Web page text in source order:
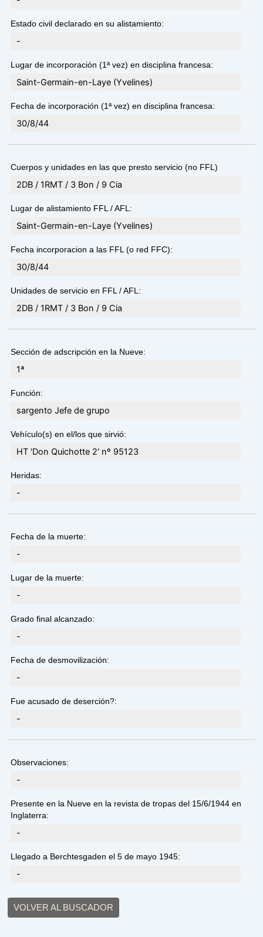
Estado civil declarado en su alistamiento:
-
Lugar de incorporación (1ª vez) en disciplina francesa:
Saint-Germain-en-Laye (Yvelines)
Fecha de incorporación (1ª vez) en disciplina francesa:
30/8/44
Cuerpos y unidades en las que presto servicio (no FFL)
2DB / 1RMT / 3 Bon / 9 Cia
Lugar de alistamiento FFL / AFL:
Saint-Germain-en-Laye (Yvelines)
Fecha incorporacion a las FFL (o red FFC):
30/8/44
Unidades de servicio en FFL / AFL:
2DB / 1RMT / 3 Bon / 9 Cia
Sección de adscripción en la Nueve:
1ª
Función:
sargento Jefe de grupo
Vehículo(s) en el/los que sirvió:
HT 'Don Quichotte 2' nº 95123
Heridas:
-
Fecha de la muerte:
-
Lugar de la muerte:
-
Grado final alcanzado:
-
Fecha de desmovilización:
-
Fue acusado de deserción?:
-
Observaciones:
-
Presente en la Nueve en la revista de tropas del 15/6/1944 en
Inglaterra:
-
Llegado a Berchtesgaden el 5 de mayo 1945:
-
VOLVER AL BUSCADOR